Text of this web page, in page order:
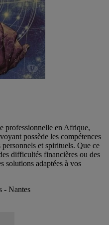
professionnelle en Afrique,
possède les compétences
et spirituels. Que ce
difficultés financières ou des
solutions adaptées à vos
- Nantes